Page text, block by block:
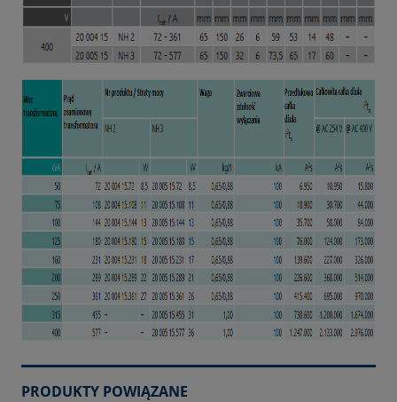
PRODUKTY POWIĄZANE